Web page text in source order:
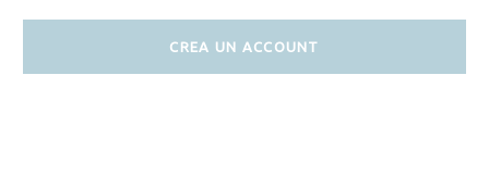
CREA UN ACCOUNT